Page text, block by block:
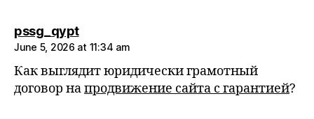
pssg_qyptsays:
June 5, 2026 at 11:34 am
Как выглядит юридически грамотный
договор напродвижение сайта с гарантией?